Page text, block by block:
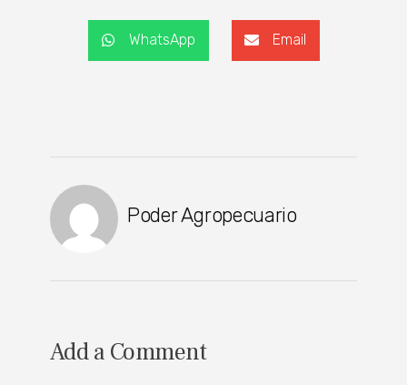
WhatsApp Email
Poder Agropecuario
Add a Comment